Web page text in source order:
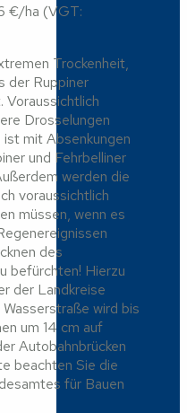
€/ha (VGT:
Trockenheit,
der Ruppiner
Drosselungen
mit Absenkungen
und Fehrbelliner
werden die
voraussichtlich
müssen, wenn es
des
befürchten! Hierzu
der Landkreise
wird bis
um 14 cm auf
Autobahnbrücken
beachten Sie die
für Bauen